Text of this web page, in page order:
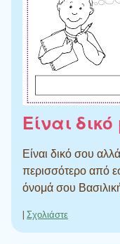
Είναι
Είναι δικό σου
περισσότερο από
όνομά σου
| Σχολιάστε